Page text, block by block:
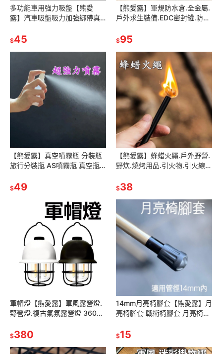
多功能車用強力吸盤【熊愛
露】汽車吸盤吸力加強綁帶真
吸盤掛勾
$45
【熊愛露】軍規防水倉.全金屬.
戶外求生裝備.EDC密封罐.防水
封倉
$95
【熊愛露】真空噴霧瓶 分裝瓶
旅行分裝瓶 AS噴霧瓶 真空瓶
瓶.超強噴霧
$49
【熊愛露】蜂蜡火繩.戶外野營.
野炊.燒烤用品.引火物.引火線
火繩.
$38
軍帽燈【熊愛露】軍風露營燈.
野營燈.復古氣氛露營燈 360度
紅光 LR40同款
$380
14mm月亮椅腳套【熊愛露】月
亮椅腳套 戰術椅腳套 月亮椅腳
卡儂 TILLA
$15